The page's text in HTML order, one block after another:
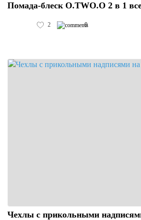
Помада-блеск O.TWO.O 2 в 1
2 0
Чехлы с прикольными